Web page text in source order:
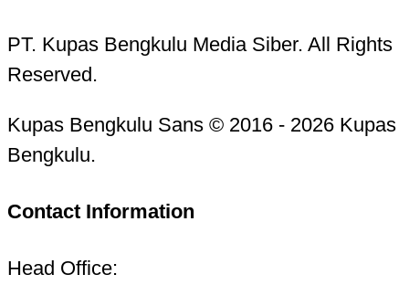
PT. Kupas Bengkulu Media Siber. All Rights
Reserved.
Kupas Bengkulu Sans © 2016 - 2026 Kupas
Bengkulu.
Contact Information
Head Office: